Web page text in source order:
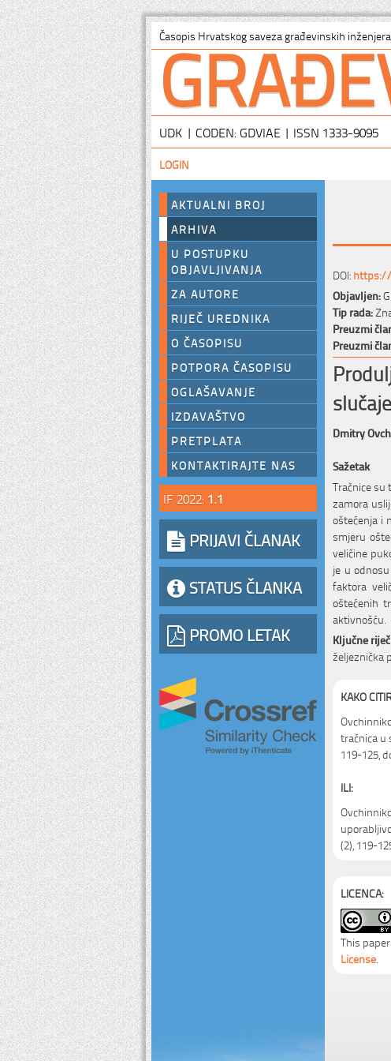
Časopis Hrvatskog saveza građevinskih inženjera
UDK | CODEN: GDVIAE | ISSN 1333-9095
LOGIN
AKTUALNI BROJ
ARHIVA
U POSTUPKU
OBJAVLJIVANJA
ZA AUTORE
RIJEČ UREDNIKA
O ČASOPISU
POTPORA ČASOPISU
OGLAŠAVANJE
IZDAVAŠTVO
PRETPLATA
KONTAKTIRAJTE NAS
IF 2022: 1.1
PRIJAVI ČLANAK
STATUS ČLANKA
PROMO LETAK
DOI:https://
Objavljen:
Tip rada:
Preuzmi
Preuzmi
Dmitry
Sažetak
Tračnice su
zamora
oštećenja i
smjeru
veličine
je u
faktora
oštećenih
aktivnošću.
Ključne
željeznička
KAKO
tračnica u
119-125,
ILI:
(2), 119-
LICENCA:
This
License